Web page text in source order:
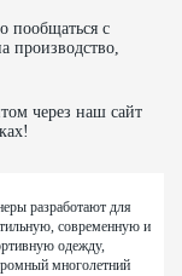
пообщаться с
производство,
через наш сайт
разработают для
современную и
одежду,
многолетний